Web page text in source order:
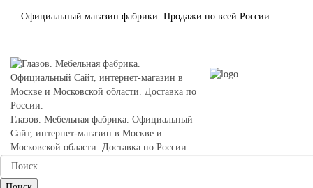
Официальный магазин фабрики. Продажи по всей России.
Глазов. Мебельная фабрика. Официальный
Сайт, интернет-магазин в Москве и
Московской области. Доставка по России.